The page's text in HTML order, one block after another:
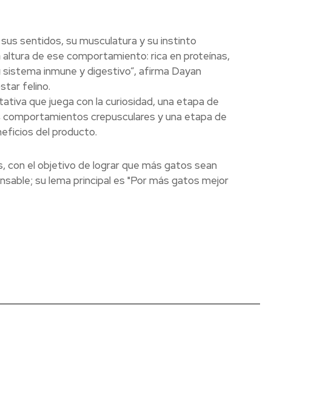
sentidos, su musculatura y su instinto
de ese comportamiento: rica en proteínas,
inmune y digestivo”, afirma Dayan
felino.
que juega con la curiosidad, una etapa de
crepusculares y una etapa de
del producto.
con el objetivo de lograr que más gatos sean
su lema principal es "Por más gatos mejor